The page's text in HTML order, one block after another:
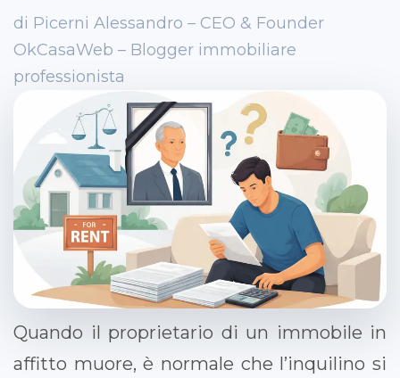
di Picerni Alessandro – CEO & Founder
OkCasaWeb – Blogger immobiliare
professionista
Quando il proprietario di un immobile in
affitto muore, è normale che l’inquilino si